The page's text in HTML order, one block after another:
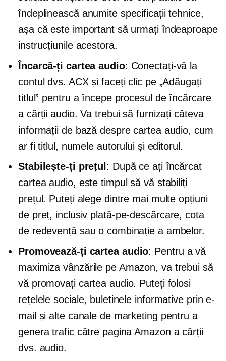
îndeplinească anumite specificații tehnice,
așa că este important să urmați îndeaproape
instrucțiunile acestora.
Încarcă-ți cartea audio: Conectați-vă la
contul dvs. ACX și faceți clic pe „Adăugați
titlul” pentru a începe procesul de încărcare
a cărții audio. Va trebui să furnizați câteva
informații de bază despre cartea audio, cum
ar fi titlul, numele autorului și editorul.
Stabilește-ți prețul : După ce ați încărcat
cartea audio, este timpul să vă stabiliți
prețul. Puteți alege dintre mai multe opțiuni
de preț, inclusiv plată-pe-descărcare, cota
de redevență sau o combinație a ambelor.
Promovează-ți cartea audio: Pentru a vă
maximiza vânzările pe Amazon, va trebui să
vă promovați cartea audio. Puteți folosi
rețelele sociale, buletinele informative prin e-
mail și alte canale de marketing pentru a
genera trafic către pagina Amazon a cărții
dvs. audio.